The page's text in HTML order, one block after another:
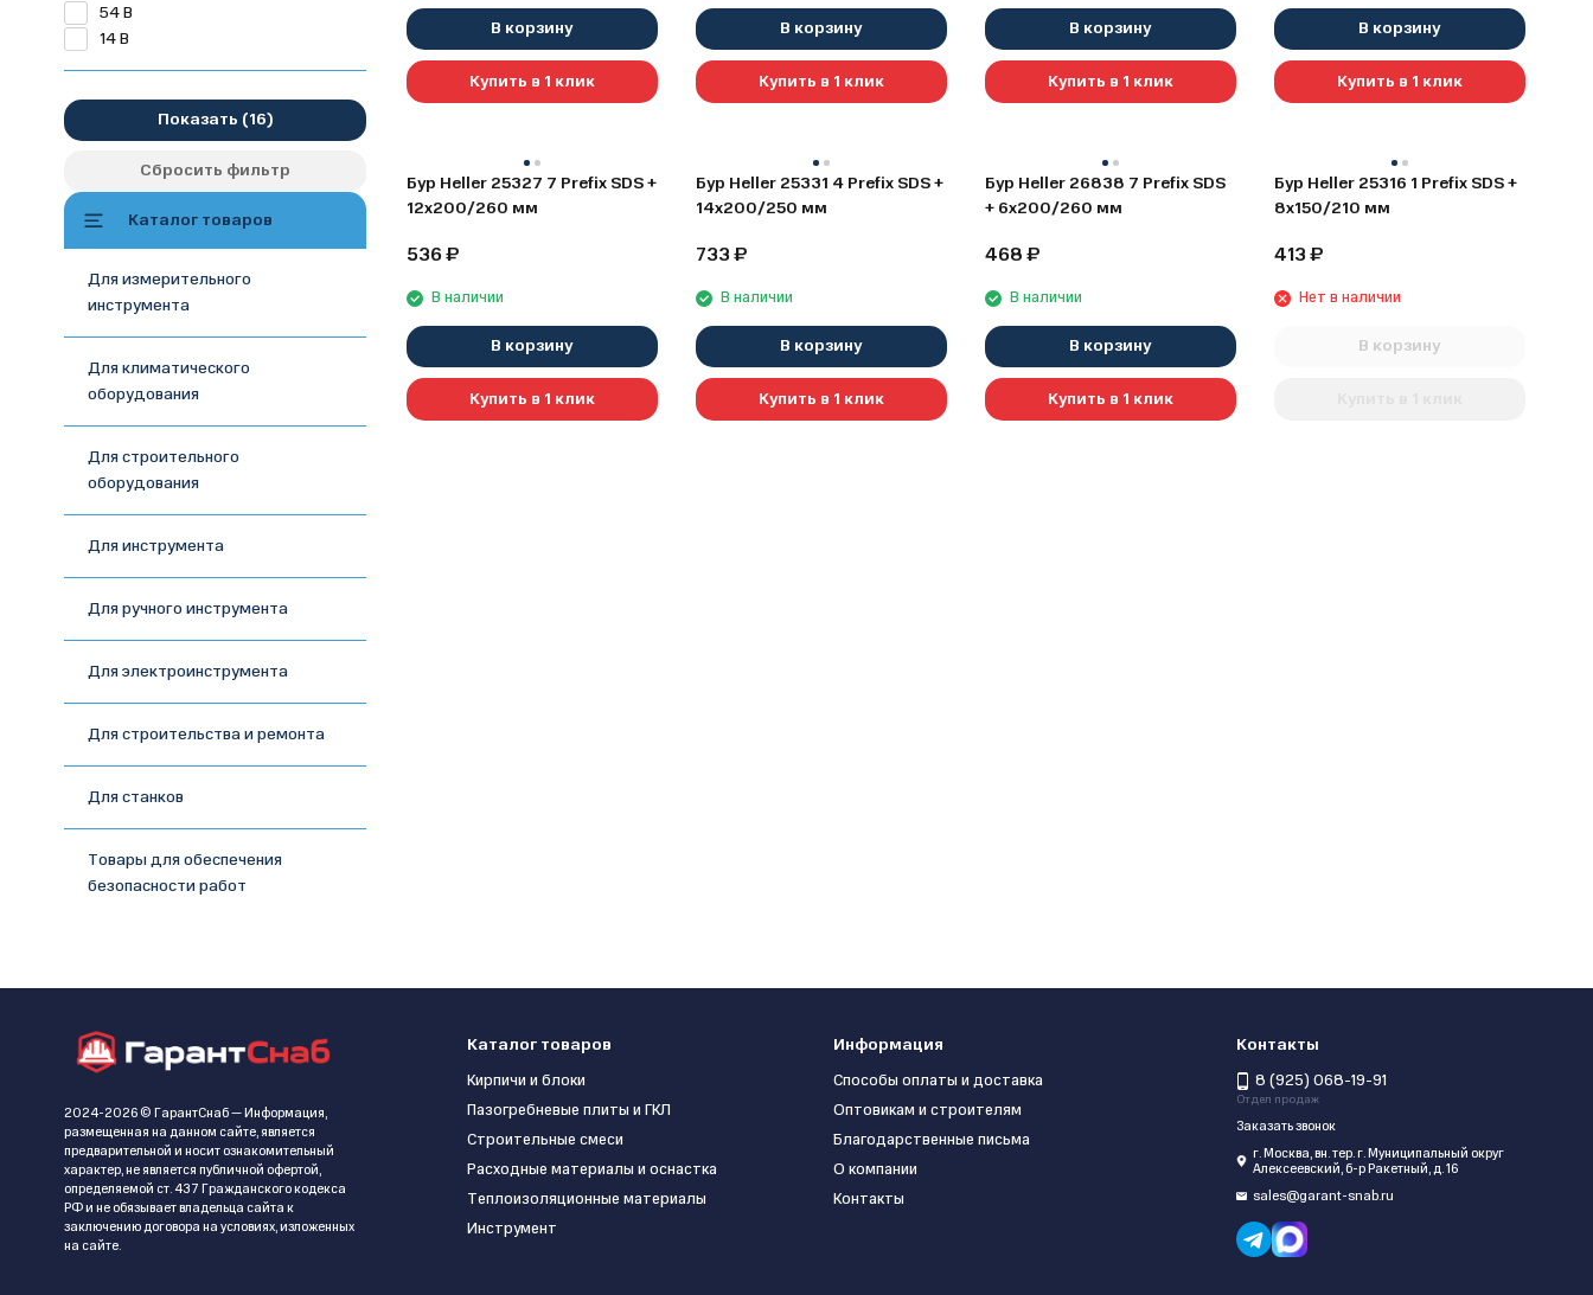
В корзину
Купить в 1 клик
В корзину
Купить в 1 клик
В корзину
Купить в 1 клик
В корзину
Купить в 1 клик
Бур Heller 25327 7 Prefix SDS +
12х200/260 мм
536₽
В наличии
В корзину
Купить в 1 клик
Бур Heller 25331 4 Prefix SDS +
14х200/250 мм
733₽
В наличии
В корзину
Купить в 1 клик
Бур Heller 26838 7 Prefix SDS
+ 6х200/260 мм
468₽
В наличии
В корзину
Купить в 1 клик
Бур Heller 25316 1 Prefix SDS +
8х150/210 мм
413₽
Нет в наличии
В корзину
54 В
14 В
Показать
Сбросить фильтр
Каталог товаров
Для измерительного
инструмента
Для климатического
оборудования
Для строительного
оборудования
Для инструмента
Для ручного инструмента
Для электроинструмента
Для строительства и ремонта
Для станков
Товары для обеспечения
безопасности работ
2024-2026 © ГарантСнаб — Информация,
размещенная на данном сайте, является
предварительной и носит ознакомительный
характер, не является публичной офертой,
определяемой ст. 437 Гражданского кодекса
РФ и не обязывает владельца сайта к
заключению договора на условиях, изложенных
на сайте.
Каталог товаров
Кирпичи и блоки
Пазогребневые плиты и ГКЛ
Строительные смеси
Расходные материалы и оснастка
Теплоизоляционные материалы
Инструмент
Информация
Способы оплаты и доставка
Оптовикам и строителям
Благодарственные письма
О компании
Контакты
Контакты
8 (925) 068-19-91
Отдел продаж
Заказать звонок
г. Москва, вн. тер. г. Муниципальный округ
Алексеевский, б-р Ракетный, д. 16
sales@garant-snab.ru